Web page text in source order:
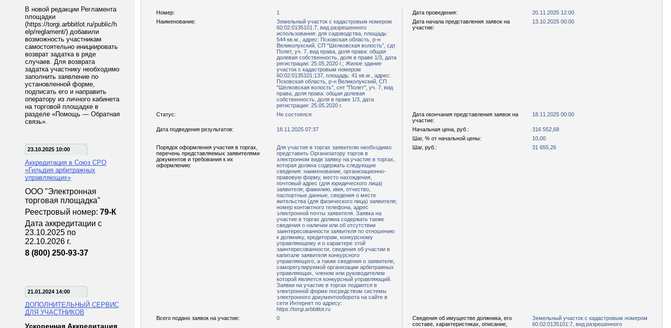
В новой редакции Регламента
площадки
(https://torgi.arbbitlot.ru/public/h
elp/reglament/) добавили
возможность участникам
самостоятельно инициировать
возврат задатка в ряде
случаев. Для возврата
задатка участнику необходимо
заполнить заявление по
установленной форме,
подписать его и направить
оператору из личного кабинета
на торговой площадке в
разделе «Помощь — Обратная
связь».
23.10.2025 10:00
Аккредитация в Союз СРО
«Гильдия арбитражных
управляющих»
ООО "Электронная
торговая площадка"
Реестровый номер: 79-К
Дата аккредитации с
23.10.2025 по
22.10.2026 г.
8 (800) 250-93-37
21.01.2024 14:00
ДОПОЛНИТЕЛЬНЫЙ СЕРВИС
ДЛЯ УЧАСТНИКОВ
Ускоренная Аккредитация
Номер: 1 Дата проведения:
20.11.2025 12:00
Наименование:
Земельный участок с кадастровым номером
60:02:0135101:7, вид разрешенного
использования: для садоводства, площадь:
544 кв.м., адрес: Псковская область, р-н
Великолукский, СП "Шелковская волость", сдт
Полет, уч. 7, вид права, доля права: общая
долевая собственность, доля в праве 1/3, дата
регистрации: 25.05.2020 г.; Жилое здание
участок с кадастровым номером
60:02:0135101:137, площадь: 41 кв.м., адрес:
Псковская область, р-н Великолукский, СП
"Шелковская волость", снт "Полет", уч. 7, вид
права, доля права: общая долевая
собственность, доля в праве 1/3, дата
регистрации: 25.05.2020 г.
Дата начала представления заявок на
участие:
13.10.2025 00:00
Статус: Не состоялся
Дата окончания представления заявок на
участие:
18.11.2025 00:00
Дата подведения результатов: 18.11.2025 07:37 Начальная цена, руб.:
316 552,68
Шаг, % от начальной цены:
10,00
Порядок оформления участия в торгах,
перечень представляемых заявителями
документов и требования к их
оформлению:
Для участия в торгах заявителю необходимо
представить Организатору торгов в
электронном виде заявку на участие в торгах,
которая должна содержать следующие
сведения: наименование, организационно-
правовую форму, место нахождения,
почтовый адрес (для юридического лица)
заявителя; фамилию, имя, отчество,
паспортные данные, сведения о месте
жительства (для физического лица) заявителя;
номер контактного телефона, адрес
электронной почты заявителя. Заявка на
участие в торгах должна содержать также
сведения о наличии или об отсутствии
заинтересованности заявителя по отношению
к должнику, кредиторам, конкурсному
управляющему и о характере этой
заинтересованности, сведения об участии в
капитале заявителя конкурсного
управляющего, а также сведения о заявителе,
саморегулируемой организации арбитражных
управляющих, членом или руководителем
которой является конкурсный управляющий.
Заявки на участие в торгах подаются в
электронной форме посредством системы
электронного документооборота на сайте в
сети Интернет по адресу:
https://torgi.arbbitlot.ru
Шаг, руб.: 31 655,26
Всего подано заявок на участие: 0
Сведения об имуществе должника, его
составе, характеристиках, описание,
Земельный участок с кадастровым номером
60:02:0135101:7, вид разрешенного